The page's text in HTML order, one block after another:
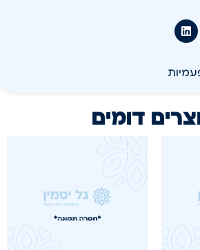
דומים